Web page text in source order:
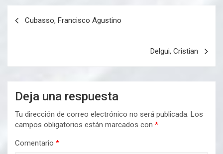
Cubasso, Francisco Agustino
Delgui, Cristian
Deja una respuesta
Tu dirección de correo electrónico no será publicada. Los
campos obligatorios están marcados con *
Comentario *